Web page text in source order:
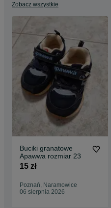
Zobacz wszystkie
Buciki granatowe
Apawwa rozmiar 23
15 zł
Poznań, Naramowice
06 sierpnia 2026